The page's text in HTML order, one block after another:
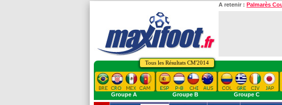
A retenir : Palmarès
Tous les Résultats CM'2014
Groupe A Groupe B Groupe C